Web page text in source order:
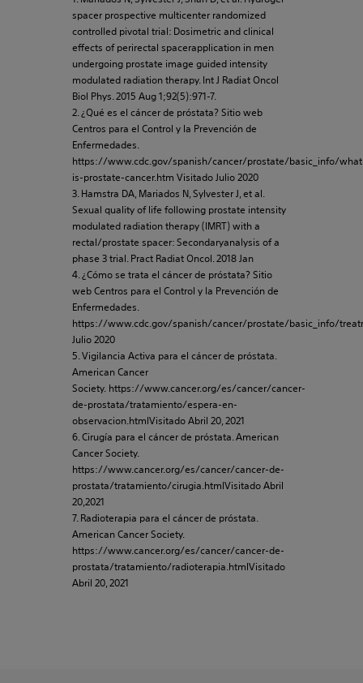
spacer prospective multicenter randomized
controlled pivotal trial: Dosimetric and clinical
effects of perirectal spacerapplication in men
undergoing prostate image guided intensity
modulated radiation therapy. Int J Radiat Oncol
Biol Phys. 2015 Aug 1;92(5):971-7.
2. ¿Qué es el cáncer de próstata? Sitio web
Centros para el Control y la Prevención de
Enfermedades.
https://www.cdc.gov/spanish/cancer/prostate/basic_info/
is-prostate-cancer.htm Visitado Julio 2020
3. Hamstra DA, Mariados N, Sylvester J, et al.
Sexual quality of life following prostate intensity
modulated radiation therapy (IMRT) with a
rectal/prostate spacer: Secondaryanalysis of a
phase 3 trial. Pract Radiat Oncol. 2018 Jan
4. ¿Cómo se trata el cáncer de próstata? Sitio
web Centros para el Control y la Prevención de
Enfermedades.
https://www.cdc.gov/spanish/cancer/prostate/basic_info/
Julio 2020
5. Vigilancia Activa para el cáncer de próstata.
American Cancer
Society. https://www.cancer.org/es/cancer/cancer-
de-prostata/tratamiento/espera-en-
observacion.htmlVisitado Abril 20, 2021
6. Cirugía para el cáncer de próstata. American
Cancer Society.
https://www.cancer.org/es/cancer/cancer-de-
prostata/tratamiento/cirugia.htmlVisitado Abril
20,2021
7. Radioterapia para el cáncer de próstata.
American Cancer Society.
https://www.cancer.org/es/cancer/cancer-de-
prostata/tratamiento/radioterapia.htmlVisitado
Abril 20, 2021